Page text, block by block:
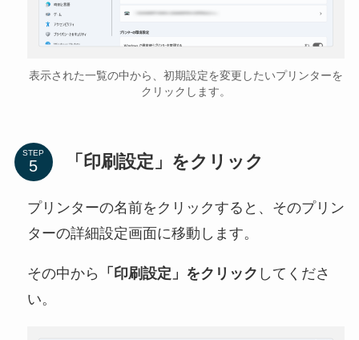
表示された一覧の中から、初期設定を変更したいプリンターを
クリックします。
STEP 「印刷設定」をクリック
プリンターの名前をクリックすると、そのプリン
ターの詳細設定画面に移動します。
その中から 「印刷設定」をクリック してくださ
い。